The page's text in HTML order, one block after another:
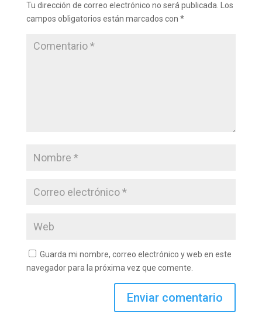
Tu dirección de correo electrónico no será publicada.
Los
campos obligatorios están marcados con *
Guarda mi nombre, correo electrónico y web en este
navegador para la próxima vez que comente.